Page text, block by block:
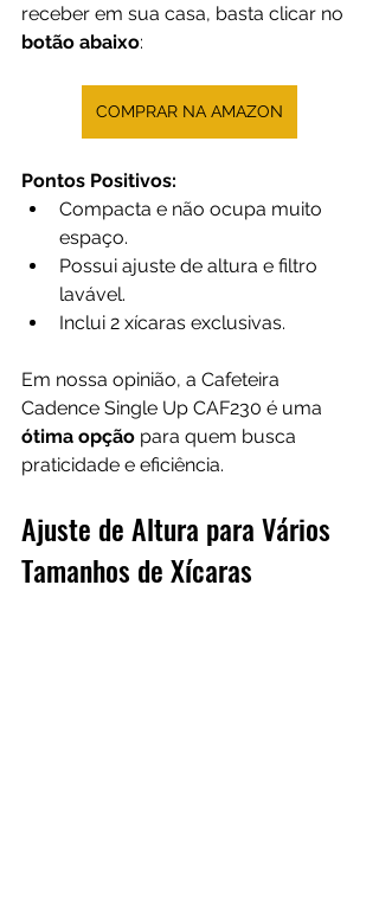
receber em sua casa, basta clicar no
botão abaixo:
COMPRAR NA AMAZON
Pontos Positivos:
Compacta e não ocupa muito
espaço.
Possui ajuste de altura e filtro
lavável.
Inclui 2 xícaras exclusivas.
Em nossa opinião, a Cafeteira
Cadence Single Up CAF230 é uma
ótima opção para quem busca
praticidade e eficiência.
Ajuste de Altura para Vários
Tamanhos de Xícaras